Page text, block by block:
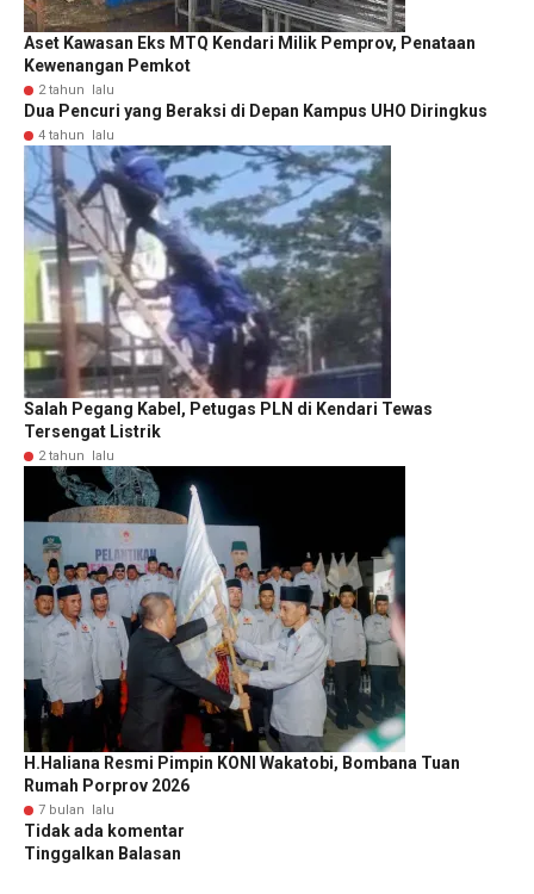
Aset Kawasan Eks MTQ Kendari Milik Pemprov, Penataan
Kewenangan Pemkot
2 tahun lalu
Dua Pencuri yang Beraksi di Depan Kampus UHO Diringkus
4 tahun lalu
Salah Pegang Kabel, Petugas PLN di Kendari Tewas
Tersengat Listrik
2 tahun lalu
H.Haliana Resmi Pimpin KONI Wakatobi, Bombana Tuan
Rumah Porprov 2026
7 bulan lalu
Tidak ada komentar
Tinggalkan Balasan